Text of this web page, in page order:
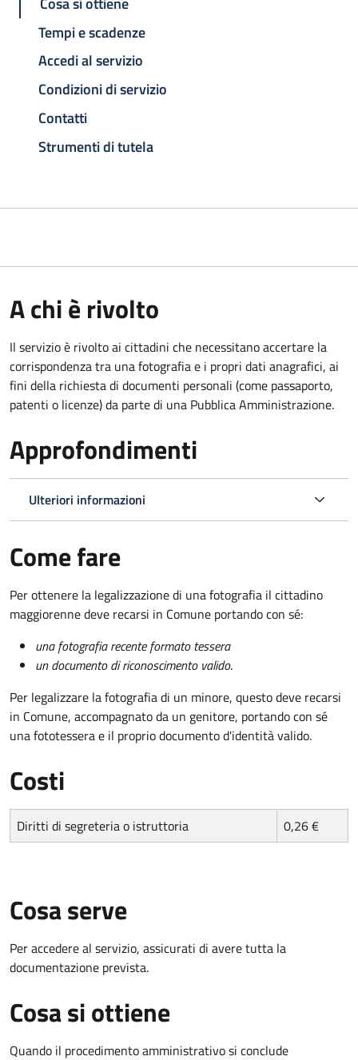
Tempi e scadenze
Accedi al servizio
Condizioni di servizio
Contatti
Strumenti di tutela
A chi è rivolto
Il servizio è rivolto ai cittadini che necessitano accertare la
corrispondenza tra una fotografia e i propri dati anagrafici, ai
fini della richiesta di documenti personali (come passaporto,
patenti o licenze) da parte di una Pubblica Amministrazione.
Approfondimenti
Ulteriori informazioni
Come fare
Per ottenere la legalizzazione di una fotografia il cittadino
maggiorenne deve recarsi in Comune portando con sé:
una fotografia recente formato tessera
un documento di riconoscimento valido.
Per legalizzare la fotografia di un minore, questo deve recarsi
in Comune, accompagnato da un genitore, portando con sé
una fototessera e il proprio documento d'identità valido.
Costi
Diritti di segreteria o istruttoria 0,26 €
Cosa serve
Per accedere al servizio, assicurati di avere tutta la
documentazione prevista.
Cosa si ottiene
Quando il procedimento amministrativo si conclude